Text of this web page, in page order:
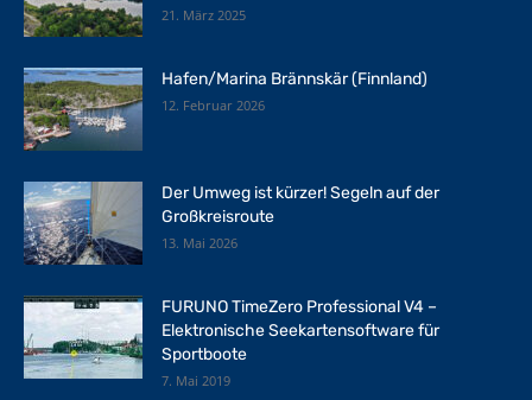
21. März 2025
Hafen/Marina Brännskär (Finnland)
12. Februar 2026
Der Umweg ist kürzer! Segeln auf der
Großkreisroute
13. Mai 2026
FURUNO TimeZero Professional V4 –
Elektronische Seekartensoftware für
Sportboote
7. Mai 2019